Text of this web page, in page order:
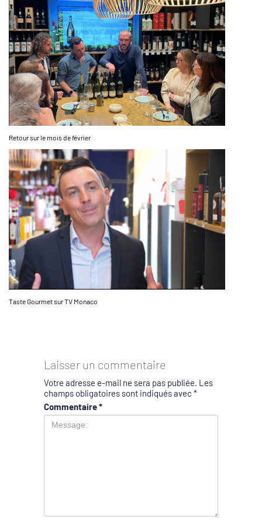
Retour sur le mois de février
Taste Gourmet sur TV Monaco
Laisser un commentaire
Votre adresse e-mail ne sera pas publiée. Les
champs obligatoires sont indiqués avec *
Commentaire*